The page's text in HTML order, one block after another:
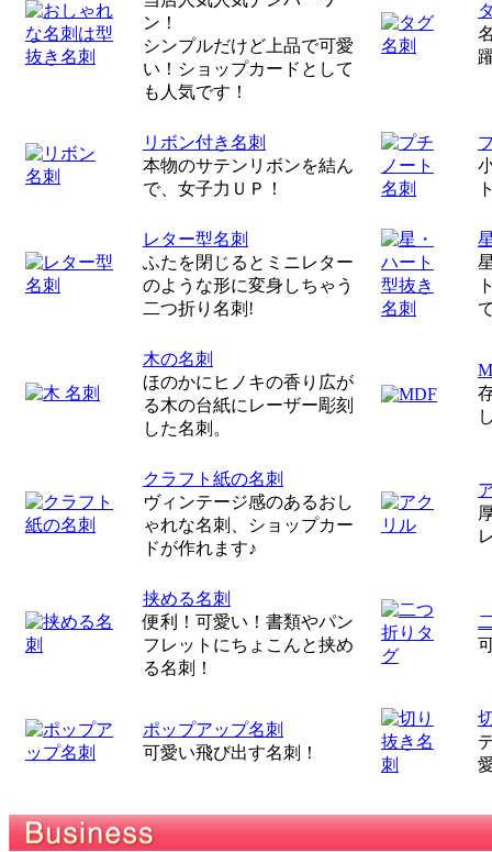
ン！
シンプルだけど上品で可愛
い！ショップカードとして
も人気です！
リボン付き名刺
本物のサテンリボンを結ん
で、女子力ＵＰ！
レター型名刺
ふたを閉じるとミニレター
のような形に変身しちゃう
二つ折り名刺!
木の名刺
ほのかにヒノキの香り広が
る木の台紙にレーザー彫刻
した名刺。
クラフト紙の名刺
ヴィンテージ感のあるおし
ゃれな名刺、ショップカー
ドが作れます♪
挟める名刺
便利！可愛い！書類やパン
フレットにちょこんと挟め
る名刺！
ポップアップ名刺
可愛い飛び出す名刺！